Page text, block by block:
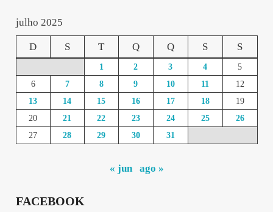
julho 2025
D S T Q Q S S
1 2 3 4
5
6
7 8 9 10 11
12
13
14 15 16 17 18
19
20
21 22 23 24 25
26
27
28 29 30 31
« jun ago »
FACEBOOK